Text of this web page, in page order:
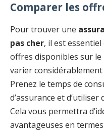
Comparer les
Pour trouver une
pas cher, il est
offres disponibles sur
varier considérablement
Prenez le temps de
d’assurance et
Cela vous permettra
avantageuses en